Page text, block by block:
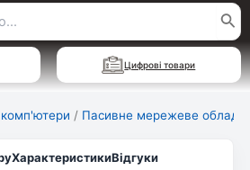
Цифрові товари
/ Пасивне мережеве
ХарактеристикиВідгуки